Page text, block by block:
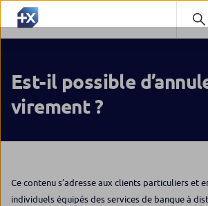
Est-il possible
virement ?
Ce contenu s’adresse aux clients particuliers et
individuels équipés des services de banque à